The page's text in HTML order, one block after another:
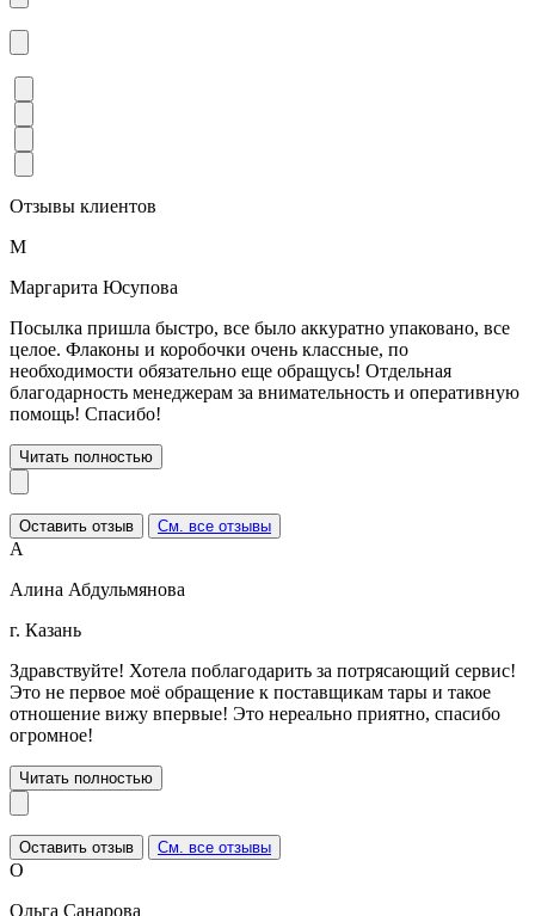
Отзывы клиентов
М
Маргарита Юсупова
Посылка пришла быстро, все было аккуратно упаковано, все
целое. Флаконы и коробочки очень классные, по
необходимости обязательно еще обращусь! Отдельная
благодарность менеджерам за внимательность и оперативную
помощь! Спасибо!
Читать полностью
Оставить отзыв См. все отзывы
А
Алина Абдульмянова
г. Казань
Здравствуйте! Хотела поблагодарить за потрясающий сервис!
Это не первое моё обращение к поставщикам тары и такое
отношение вижу впервые! Это нереально приятно, спасибо
огромное!
Читать полностью
Оставить отзыв См. все отзывы
О
Ольга Санарова